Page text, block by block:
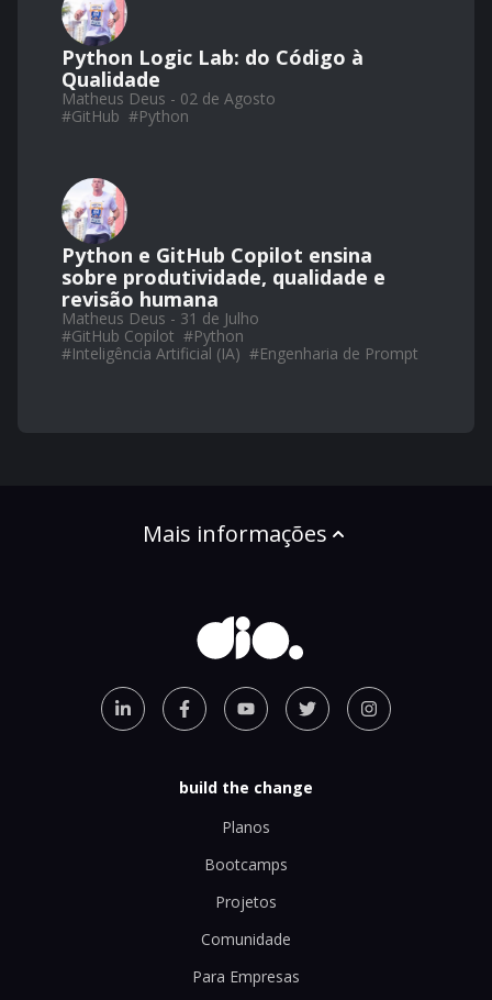
Python Logic Lab: do Código à
Qualidade
Matheus Deus - 02 de Agosto
#GitHub #Python
Python e GitHub Copilot ensina
sobre produtividade, qualidade e
revisão humana
Matheus Deus - 31 de Julho
#GitHub Copilot #Python
#Inteligência Artificial (IA) #Engenharia de Prompt
Mais informações
build the change
Planos
Bootcamps
Projetos
Comunidade
Para Empresas